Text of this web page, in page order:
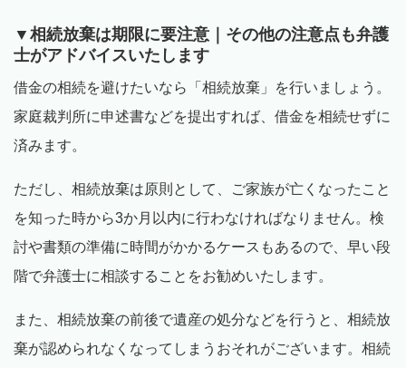
▼相続放棄は期限に要注意｜その他の注意点も弁護
士がアドバイスいたします
借金の相続を避けたいなら「相続放棄」を行いましょう。
家庭裁判所に申述書などを提出すれば、借金を相続せずに
済みます。
ただし、相続放棄は原則として、ご家族が亡くなったこと
を知った時から3か月以内に行わなければなりません。検
討や書類の準備に時間がかかるケースもあるので、早い段
階で弁護士に相談することをお勧めいたします。
また、相続放棄の前後で遺産の処分などを行うと、相続放
棄が認められなくなってしまうおそれがございます。相続